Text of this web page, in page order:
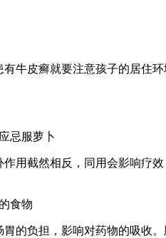
牛皮癣就要注意孩子的居住
忌服萝卜
用截然相反，同用会影响疗
食物
的负担，影响对药物的吸收